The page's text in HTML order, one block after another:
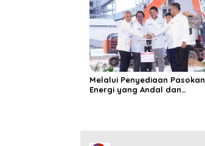
Melalui Penyediaan Pasokan
Energi yang Andal dan